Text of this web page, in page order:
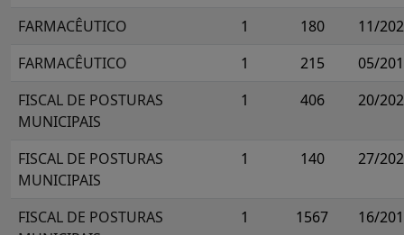
FARMACÊUTICO 1 180
11/
FARMACÊUTICO
1 215
05/
FISCAL DE POSTURAS
MUNICIPAIS
1 406 20/
FISCAL DE POSTURAS
MUNICIPAIS
1 140 27/
FISCAL DE POSTURAS
1 1567 16/